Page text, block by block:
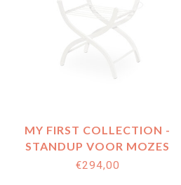
MY FIRST COLLECTION -
STANDUP VOOR MOZES
MANDJE
€294,00